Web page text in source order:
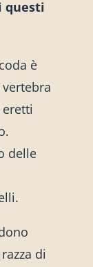
questi
è
delle
di